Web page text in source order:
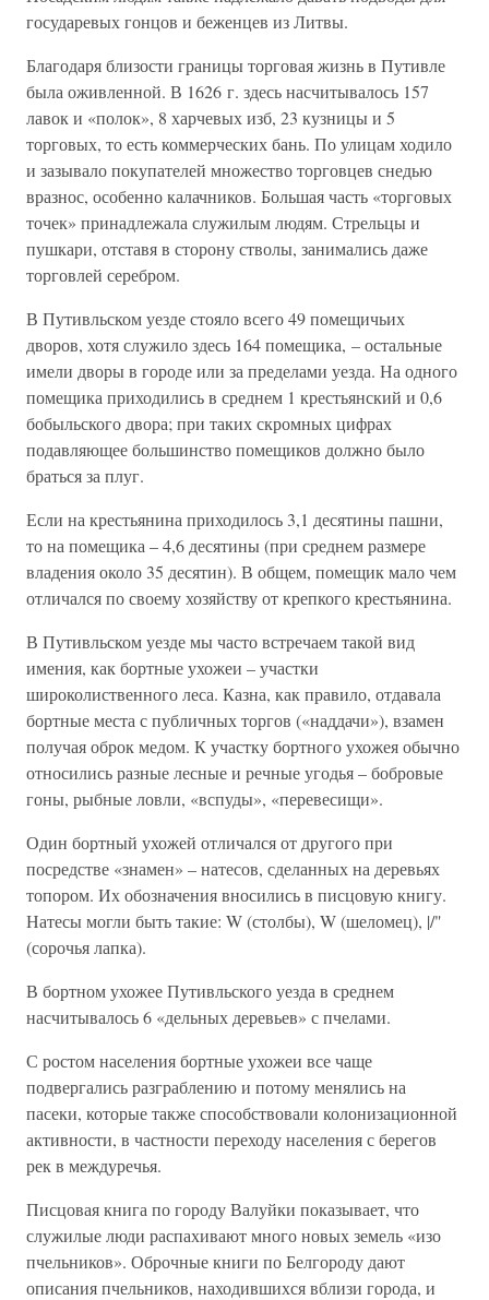
государевых гонцов и беженцев из Литвы.
Благодаря близости границы торговая жизнь в Путивле
была оживленной. В 1626 г. здесь насчитывалось 157
лавок и «полок», 8 харчевых изб, 23 кузницы и 5
торговых, то есть коммерческих бань. По улицам ходило
и зазывало покупателей множество торговцев снедью
вразнос, особенно калачников. Большая часть «торговых
точек» принадлежала служилым людям. Стрельцы и
пушкари, отставя в сторону стволы, занимались даже
торговлей серебром.
В Путивльском уезде стояло всего 49 помещичьих
дворов, хотя служило здесь 164 помещика, – остальные
имели дворы в городе или за пределами уезда. На одного
помещика приходились в среднем 1 крестьянский и 0,6
бобыльского двора; при таких скромных цифрах
подавляющее большинство помещиков должно было
браться за плуг.
Если на крестьянина приходилось 3,1 десятины пашни,
то на помещика – 4,6 десятины (при среднем размере
владения около 35 десятин). В общем, помещик мало чем
отличался по своему хозяйству от крепкого крестьянина.
В Путивльском уезде мы часто встречаем такой вид
имения, как бортные ухожеи – участки
широколиственного леса. Казна, как правило, отдавала
бортные места с публичных торгов («наддачи»), взамен
получая оброк медом. К участку бортного ухожея обычно
относились разные лесные и речные угодья – бобровые
гоны, рыбные ловли, «вспуды», «перевесищи».
Один бортный ухожей отличался от другого при
посредстве «знамен» – натесов, сделанных на деревьях
топором. Их обозначения вносились в писцовую книгу.
Натесы могли быть такие: W (столбы), W (шеломец), |/"
(сорочья лапка).
В бортном ухожее Путивльского уезда в среднем
насчитывалось 6 «дельных деревьев» с пчелами.
С ростом населения бортные ухожеи все чаще
подвергались разграблению и потому менялись на
пасеки, которые также способствовали колонизационной
активности, в частности переходу населения с берегов
рек в междуречья.
Писцовая книга по городу Валуйки показывает, что
служилые люди распахивают много новых земель «изо
пчельников». Оброчные книги по Белгороду дают
описания пчельников, находившихся вблизи города, и